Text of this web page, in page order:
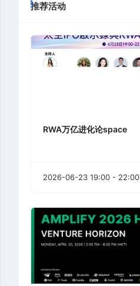
推荐活动
RWA万亿进化论space
2026-06-23 19:00 - 22:00